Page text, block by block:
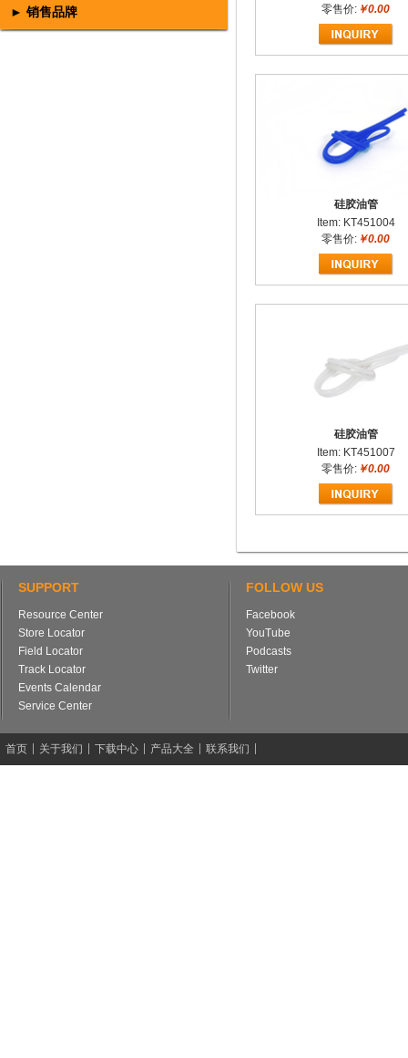
► 销售品牌
零售价: ￥0.00
硅胶油管
Item: KT451004
零售价: ￥0.00
硅胶油管
Item: KT451007
零售价: ￥0.00
SUPPORT
Resource Center
Store Locator
Field Locator
Track Locator
Events Calendar
Service Center
FOLLOW US
Facebook
YouTube
Podcasts
Twitter
首页 关于我们 下载中心 产品大全 联系我们